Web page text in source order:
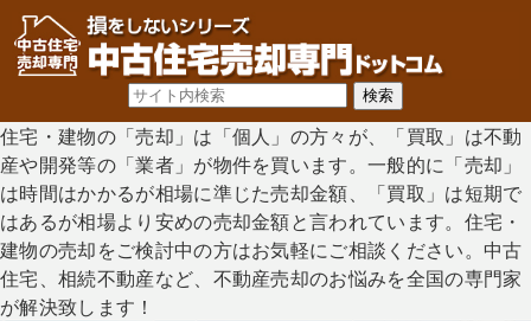
住宅・建物の「売却」は「個人」の方々が、「買取」は不動
産や開発等の「業者」が物件を買います。一般的に「売却」
は時間はかかるが相場に準じた売却金額、「買取」は短期で
はあるが相場より安めの売却金額と言われています。住宅・
建物の売却をご検討中の方はお気軽にご相談ください。中古
住宅、相続不動産など、不動産売却のお悩みを全国の専門家
が解決致します！